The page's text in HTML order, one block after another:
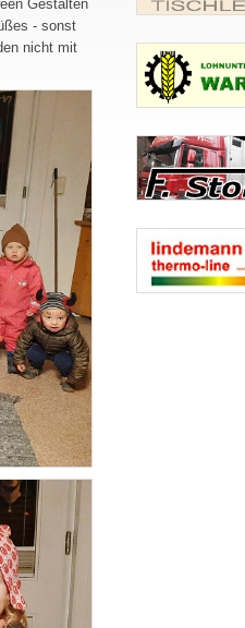
Gestalten
- sonst
nicht mit